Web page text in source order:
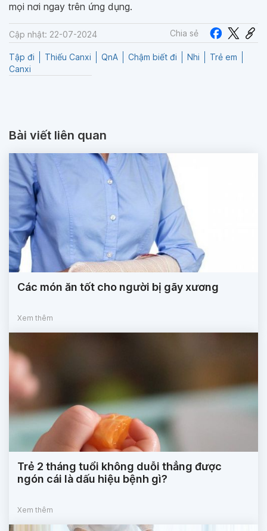
mọi nơi ngay trên ứng dụng.
Cập nhật: 22-07-2024 Chia sẻ
Tập đi Thiếu Canxi QnA Chậm biết đi Nhi
Trẻ em
Canxi
Bài viết liên quan
Các món ăn tốt cho người bị gãy xương
Xem thêm
Trẻ 2 tháng tuổi không duỗi thẳng được
ngón cái là dấu hiệu bệnh gì?
Xem thêm